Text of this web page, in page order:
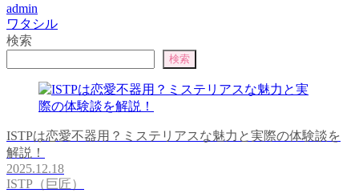
admin
ワタシル
検索
検索
ISTPは恋愛不器用？ミステリアスな魅力と実際の体験談を
解説！
2025.12.18
ISTP（巨匠）